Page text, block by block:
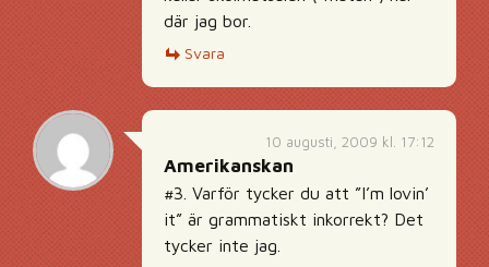
där jag bor.
Svara
10 augusti, 2009 kl. 17:12
Amerikanskan
#3. Varför tycker du att ”I’m lovin’
it” är grammatiskt inkorrekt? Det
tycker inte jag.